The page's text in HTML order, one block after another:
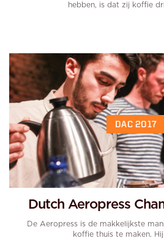
hebben, is dat zij koffie
DAC 2017
Dutch Aeropress
De Aeropress is de makkelijkste
koffie thuis te maken.